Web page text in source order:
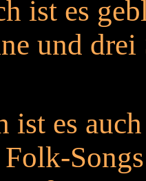
ist es
und
ist es